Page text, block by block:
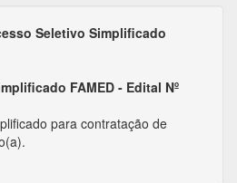
Seletivo Simplificado
FAMED - Edital Nº
para contratação de